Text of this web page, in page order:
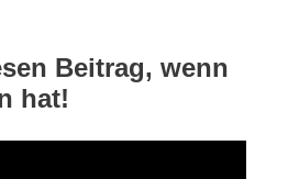
Beitrag, wenn
hat!